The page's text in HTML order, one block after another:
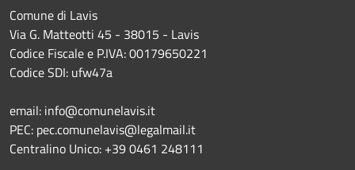
Comune di Lavis
Via G. Matteotti 45 - 38015 - Lavis
Codice Fiscale e P.IVA: 00179650221
Codice SDI: ufw47a
email: info@comunelavis.it
PEC: pec.comunelavis@legalmail.it
Centralino Unico: +39 0461 248111